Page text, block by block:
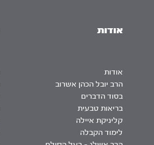
אודות
אודות
הרב יובל הכהן אשרוב
בסוד הדברים
בריאות טבעית
קליניקת איילה
לימוד הקבלה